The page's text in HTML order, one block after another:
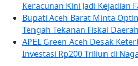
Keracunan Kini Jadi Kejadian
Bupati Aceh Barat Minta
Tengah Tekanan Fiskal Daerah
APEL Green Aceh Desak
Investasi Rp200 Triliun di